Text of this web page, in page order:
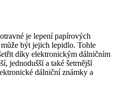
je lepení papírových
být jejich lepidlo. Tohle
díky elektronickým dálničním
jednodušší a také šetrnější
dálniční známky a